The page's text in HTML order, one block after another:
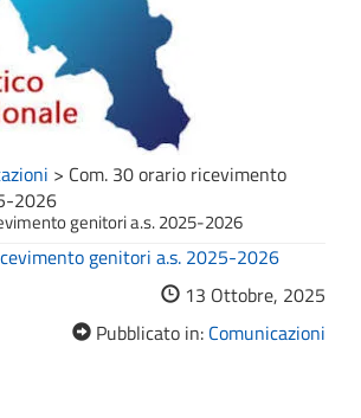
> Com. 30 orario ricevimento
2026
genitori a.s. 2025-2026
genitori a.s. 2025-2026
13 Ottobre, 2025
Pubblicato in: Comunicazioni